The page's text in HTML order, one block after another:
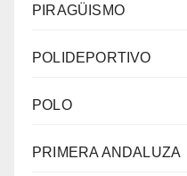
PIRAGÜISMO
POLIDEPORTIVO
POLO
PRIMERA ANDALUZA